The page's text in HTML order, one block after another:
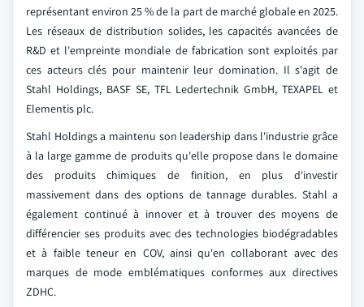
représentant environ 25 % de la part de marché globale en 2025.
Les réseaux de distribution solides, les capacités avancées de
R&D et l'empreinte mondiale de fabrication sont exploités par
ces acteurs clés pour maintenir leur domination. Il s'agit de
Stahl Holdings, BASF SE, TFL Ledertechnik GmbH, TEXAPEL et
Elementis plc.
Stahl Holdings a maintenu son leadership dans l'industrie grâce
à la large gamme de produits qu'elle propose dans le domaine
des produits chimiques de finition, en plus d'investir
massivement dans des options de tannage durables. Stahl a
également continué à innover et à trouver des moyens de
différencier ses produits avec des technologies biodégradables
et à faible teneur en COV, ainsi qu'en collaborant avec des
marques de mode emblématiques conformes aux directives
ZDHC.